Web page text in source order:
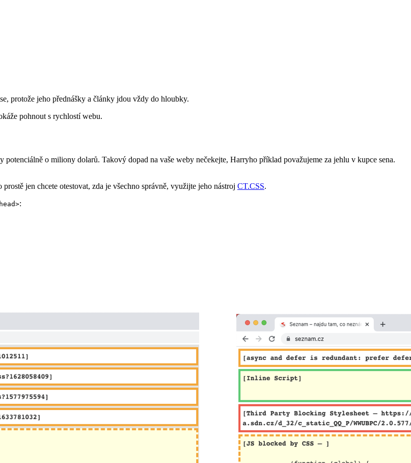
protože jeho přednášky a články jdou vždy do hloubky.
pohnout s rychlostí webu.
o miliony dolarů. Takový dopad na vaše weby nečekejte, Harryho příklad považujeme za jehlu v kupce sena.
jen chcete otestovat, zda je všechno správně, využijte jeho nástroj CT.CSS.
: